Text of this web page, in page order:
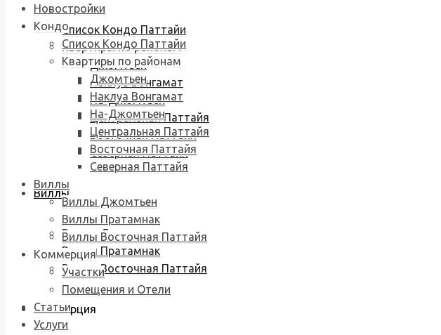
Список Кондо Паттайи
Квартиры по районам
Джомтьен
Наклуа Вонгамат
На-Джомтьен
Центральная Паттайя
Восточная Паттайя
Северная Паттайя
Виллы
Виллы Джомтьен
Виллы Пратамнак
Виллы Восточная Паттайя
Коммерция
Новостройки
Кондо
Список Кондо Паттайи
Квартиры по районам
Джомтьен
Наклуа Вонгамат
На-Джомтьен
Центральная Паттайя
Восточная Паттайя
Северная Паттайя
Виллы
Виллы Джомтьен
Виллы Пратамнак
Виллы Восточная Паттайя
Коммерция
Участки
Помещения и Отели
Статьи
Услуги